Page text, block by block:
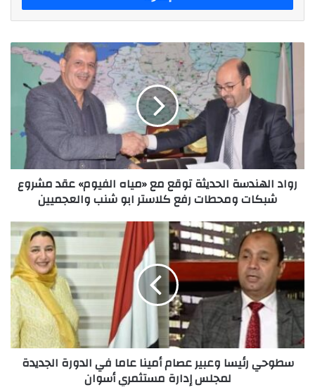
رواد
«مياه
الفيوم»
عقد
مشروع
شبكات
ومحطات
كلاستر
ابو
شنب
والعجميين
رواد الهندسة الحديثة توقع مع «مياه الفيوم» عقد مشروع
شبكات ومحطات رفع كلاستر ابو شنب والعجميين
سطوحي
رئيسا
وعبير
عصام
عاما
في
الدورة
الجديدة
لمجلس
سطوحي رئيسا وعبير عصام أمينا عاما في الدورة الجديدة
لمجلس إدارة مستثمري أسوان